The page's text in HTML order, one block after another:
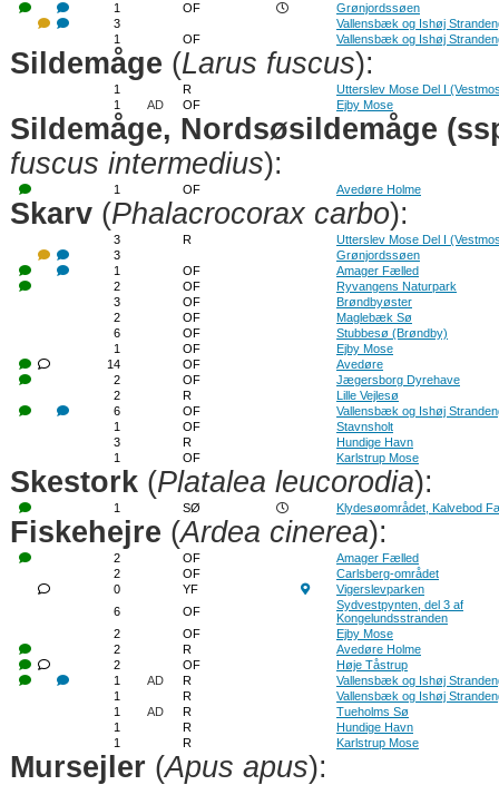
1 OF
Grønjordssøen
3
Vallensbæk og Ishøj
1
OF Vallensbæk og Ishøj
Sildemåge (Larus fuscus):
1 R
Utterslev Mose Del I
1
AD OF Ejby Mose
Sildemåge, Nordsøsildemåge
fuscus intermedius):
1 OF Avedøre Holme
Skarv (Phalacrocorax carbo):
3 R
Utterslev Mose Del I
3
Grønjordssøen
1
OF
Amager Fælled
2
OF
Ryvangens Naturpark
3
OF
Brøndbyøster
2
OF
Maglebæk Sø
6
OF
Stubbesø (Brøndby)
1
OF
Ejby Mose
14
OF
Avedøre
2
OF
Jægersborg Dyrehave
2
R
Lille Vejlesø
6
OF
Vallensbæk og Ishøj
1
OF
Stavnsholt
3
R
Hundige Havn
1
OF Karlstrup Mose
Skestork (Platalea leucorodia):
1 SØ Klydesøområdet, Kalvebod
Fiskehejre (Ardea cinerea):
2 OF
Amager Fælled
2
OF
Carlsberg-området
0
YF
Vigerslevparken
6
OF
Sydvestpynten, del 3 af
Kongelundsstranden
2
OF
Ejby Mose
2
R
Avedøre Holme
2
OF
Høje Tåstrup
1
AD R
Vallensbæk og Ishøj
1
R
Vallensbæk og Ishøj
1
AD R
Tueholms Sø
1
R
Hundige Havn
1
R Karlstrup Mose
Mursejler (Apus apus):